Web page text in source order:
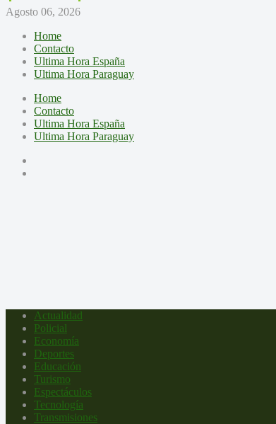
Agosto 06, 2026
Home
Contacto
Ultima Hora España
Ultima Hora Paraguay
Home
Contacto
Ultima Hora España
Ultima Hora Paraguay
Actualidad
Policial
Economía
Deportes
Educación
Turismo
Espectáculos
Tecnología
Transmisiones